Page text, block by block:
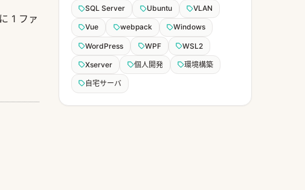
1 ファ
SQL Server Ubuntu VLAN
Vue webpack Windows
WordPress WPF WSL2
Xserver 個人開発 環境構築
自宅サーバ